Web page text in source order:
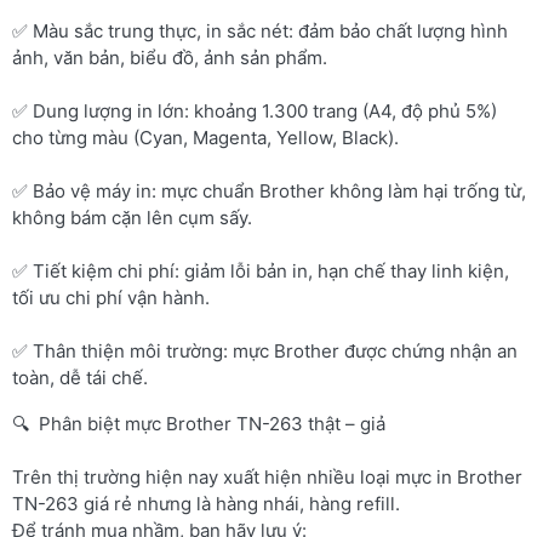
✅ Màu sắc trung thực, in sắc nét: đảm bảo chất lượng hình
ảnh, văn bản, biểu đồ, ảnh sản phẩm.
✅ Dung lượng in lớn: khoảng 1.300 trang (A4, độ phủ 5%)
cho từng màu (Cyan, Magenta, Yellow, Black).
✅ Bảo vệ máy in: mực chuẩn Brother không làm hại trống từ,
không bám cặn lên cụm sấy.
✅ Tiết kiệm chi phí: giảm lỗi bản in, hạn chế thay linh kiện,
tối ưu chi phí vận hành.
✅ Thân thiện môi trường: mực Brother được chứng nhận an
toàn, dễ tái chế.
🔍 Phân biệt mực Brother TN-263 thật – giả
Trên thị trường hiện nay xuất hiện nhiều loại mực in Brother
TN-263 giá rẻ nhưng là hàng nhái, hàng refill.
Để tránh mua nhầm, bạn hãy lưu ý: